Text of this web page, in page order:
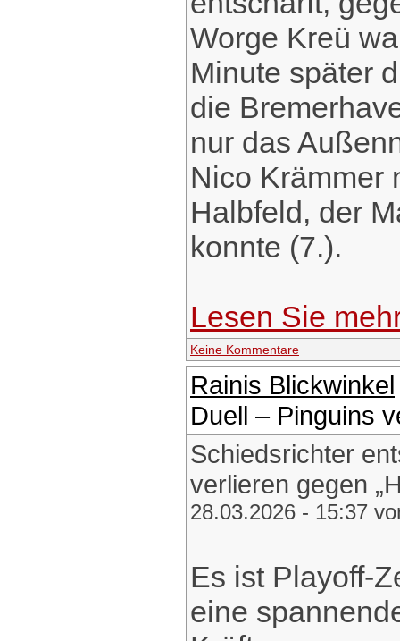
Worge Kreü
Minute später
die
nur das
Nico Krämmer
Halbfeld, der
konnte (7.).
Lesen Sie
Keine Kommentare
Rainis Blickwinkel
Duell – Pinguins
Schiedsrichter
verlieren gegen
28.03.2026 - 15:37
Es ist Playoff-
eine